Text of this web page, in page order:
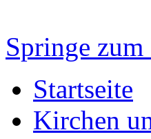
Springe
Startseite
Kirchen